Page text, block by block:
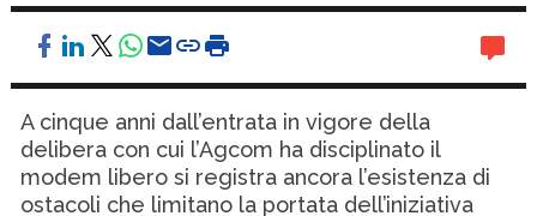
A cinque anni dall’entrata in vigore della
delibera con cui l’Agcom ha disciplinato il
modem libero si registra ancora l’esistenza di
ostacoli che limitano la portata dell’iniziativa